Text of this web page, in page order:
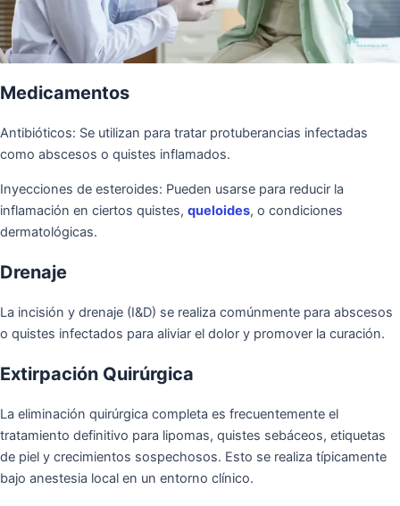
Medicamentos
Antibióticos: Se utilizan para tratar protuberancias infectadas
como abscesos o quistes inflamados.
Inyecciones de esteroides: Pueden usarse para reducir la
inflamación en ciertos quistes, queloides, o condiciones
dermatológicas.
Drenaje
La incisión y drenaje (I&D) se realiza comúnmente para abscesos
o quistes infectados para aliviar el dolor y promover la curación.
Extirpación Quirúrgica
La eliminación quirúrgica completa es frecuentemente el
tratamiento definitivo para lipomas, quistes sebáceos, etiquetas
de piel y crecimientos sospechosos. Esto se realiza típicamente
bajo anestesia local en un entorno clínico.